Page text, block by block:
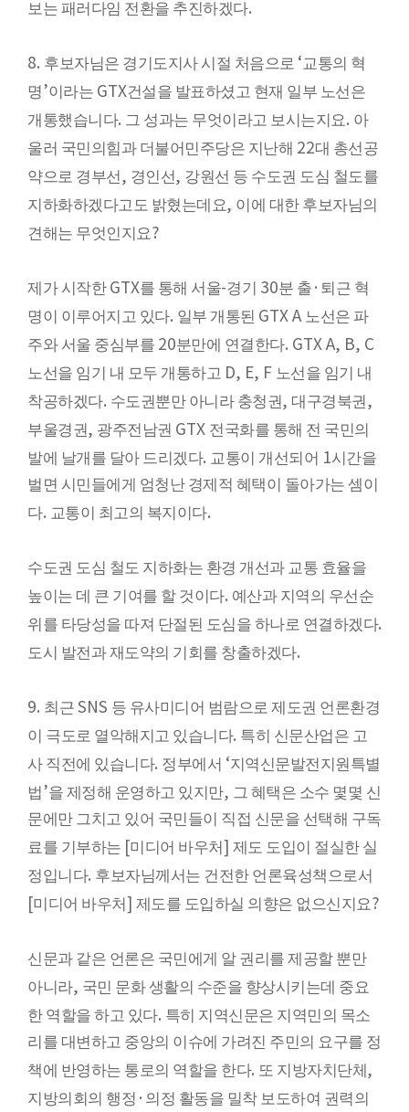
보는 패러다임 전환을 추진하겠다.
8. 후보자님은 경기도지사 시절 처음으로 ‘교통의 혁
명’이라는 GTX건설을 발표하셨고 현재 일부 노선은
개통했습니다. 그 성과는 무엇이라고 보시는지요. 아
울러 국민의힘과 더불어민주당은 지난해 22대 총선공
약으로 경부선, 경인선, 강원선 등 수도권 도심 철도를
지하화하겠다고도 밝혔는데요, 이에 대한 후보자님의
견해는 무엇인지요?
제가 시작한 GTX를 통해 서울-경기 30분 출 · 퇴근 혁
명이 이루어지고 있다. 일부 개통된 GTX A 노선은 파
주와 서울 중심부를 20분만에 연결한다. GTX A, B, C
노선을 임기 내 모두 개통하고 D, E, F 노선을 임기 내
착공하겠다. 수도권뿐만 아니라 충청권, 대구경북권 ,
부울경권, 광주전남권 GTX 전국화를 통해 전 국민의
발에 날개를 달아 드리겠다. 교통이 개선되어 1시간을
벌면 시민들에게 엄청난 경제적 혜택이 돌아가는 셈이
다. 교통이 최고의 복지이다.
수도권 도심 철도 지하화는 환경 개선과 교통 효율을
높이는 데 큰 기여를 할 것이다. 예산과 지역의 우선순
위를 타당성을 따져 단절된 도심을 하나로 연결하겠다.
도시 발전과 재도약의 기회를 창출하겠다.
9. 최근 SNS 등 유사미디어 범람으로 제도권 언론환경
이 극도로 열악해지고 있습니다. 특히 신문산업은 고
사 직전에 있습니다. 정부에서 ‘지역신문발전지원특별
법’을 제정해 운영하고 있지만, 그 혜택은 소수 몇몇 신
문에만 그치고 있어 국민들이 직접 신문을 선택해 구독
료를 기부하는 [미디어 바우처] 제도 도입이 절실한 실
정입니다. 후보자님께서는 건전한 언론육성책으로서
[미디어 바우처] 제도를 도입하실 의향은 없으신지요?
신문과 같은 언론은 국민에게 알 권리를 제공할 뿐만
아니라, 국민 문화 생활의 수준을 향상시키는데 중요
한 역할을 하고 있다. 특히 지역신문은 지역민의 목소
리를 대변하고 중앙의 이슈에 가려진 주민의 요구를 정
책에 반영하는 통로의 역할을 한다. 또 지방자치단체,
지방의회의 행정 · 의정 활동을 밀착 보도하여 권력의